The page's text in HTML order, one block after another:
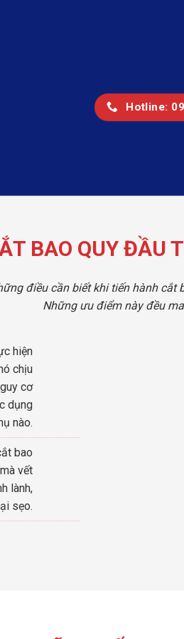
Hotline:
BAO QUY ĐẦU
điều cần biết khi tiến hành
Những ưu điểm này đều
hiện
chịu
cơ
dụng
nào.
bao
vết
lành,
sẹo.